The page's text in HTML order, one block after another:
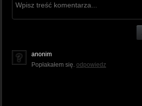
anonim
Popłakałem się. odpowiedz